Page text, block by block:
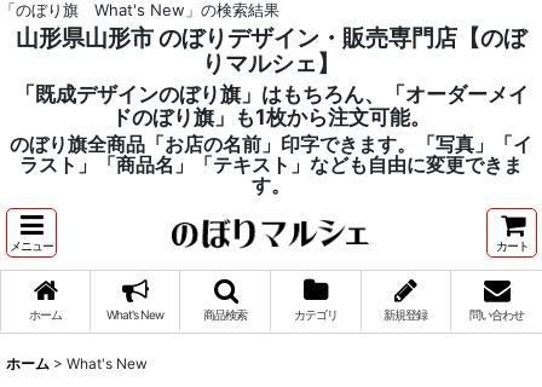
「のぼり旗 What's New」の検索結果
山形県山形市 のぼりデザイン・販売専門店【のぼ
りマルシェ】
「既成デザインのぼり旗」はもちろん、「オーダーメイ
ドのぼり旗」も1枚から注文可能。
のぼり旗全商品「お店の名前」印字できます。「写真」「イ
ラスト」「商品名」「テキスト」なども自由に変更できま
す。
メニュー カート
ホーム What's New 商品検索 カテゴリ 新規登録 問い合わせ
ホーム > What's New